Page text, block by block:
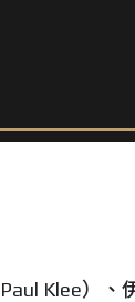
Paul Klee）、